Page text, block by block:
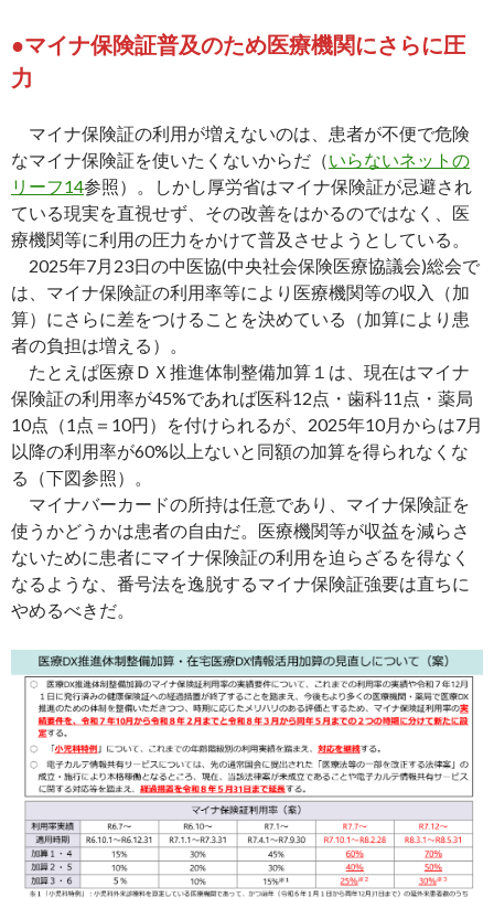
●マイナ保険証普及のため医療機関にさらに圧
力
マイナ保険証の利用が増えないのは、患者が不便で危険
なマイナ保険証を使いたくないからだ（いらないネットの
リーフ14参照）。しかし厚労省はマイナ保険証が忌避され
ている現実を直視せず、その改善をはかるのではなく、医
療機関等に利用の圧力をかけて普及させようとしている。
2025年7月23日の中医協(中央社会保険医療協議会)総会で
は、マイナ保険証の利用率等により医療機関等の収入（加
算）にさらに差をつけることを決めている（加算により患
者の負担は増える）。
たとえぱ医療ＤＸ推進体制整備加算１は、現在はマイナ
保険証の利用率が45%であれば医科12点・歯科11点・薬局
10点（1点＝10円）を付けられるが、2025年10月からは7月
以降の利用率が60%以上ないと同額の加算を得られなくな
る（下図参照）。
マイナバーカードの所持は任意であり、マイナ保険証を
使うかどうかは患者の自由だ。医療機関等が収益を減らさ
ないために患者にマイナ保険証の利用を迫らざるを得なく
なるような、番号法を逸脱するマイナ保険証強要は直ちに
やめるべきだ。